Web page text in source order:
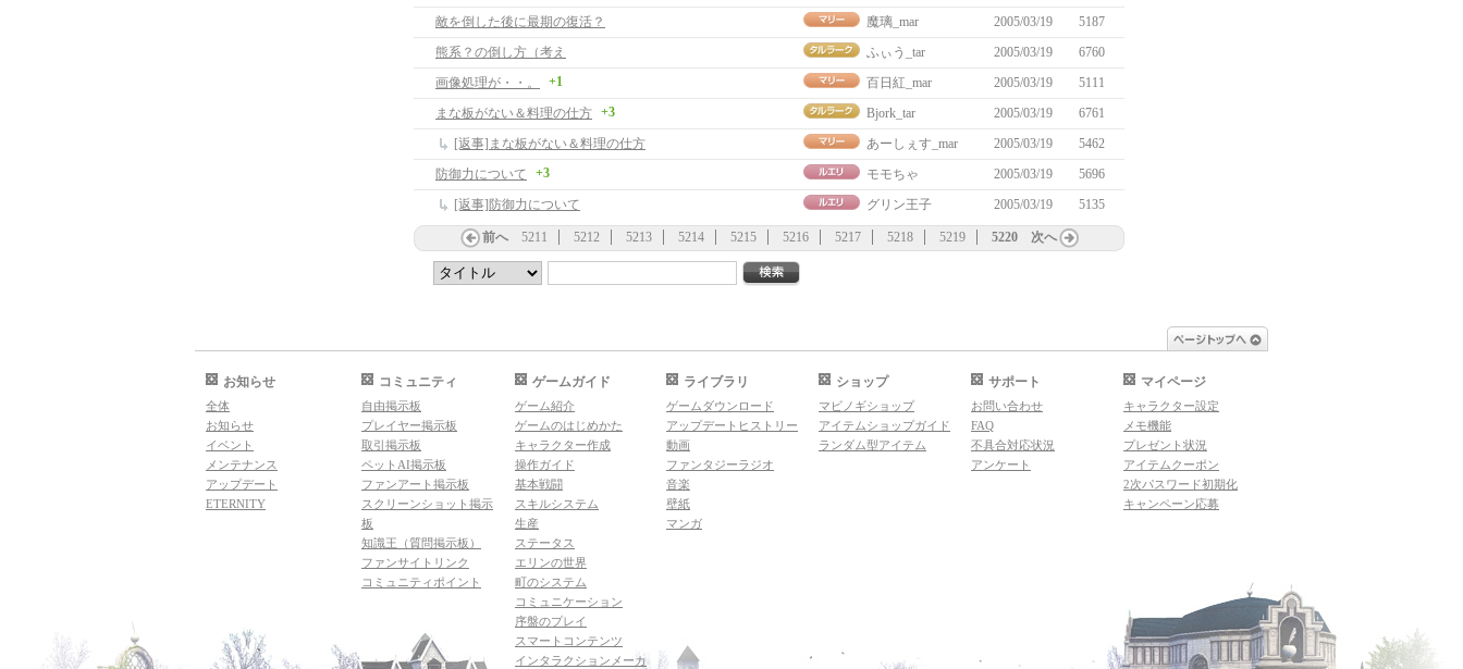
敵を倒した後に最期の復活？
魔璃_mar 2005/03/19
5187
熊系？の倒し方（考え
ふぃう_tar 2005/03/19
6760
画像処理が・・。
+1 百日紅_mar 2005/03/19
5111
まな板がない＆料理の仕方 +3 Bjork_tar 2005/03/19
6761
[返事]まな板がない＆料理の仕方
あーしぇす_mar 2005/03/19
5462
防御力について
+3 モモちゃ 2005/03/19
5696
[返事]防御力について
グリン王子 2005/03/19 5135
前へ 5211 5212 5213 5214 5215 5216 5217 5218 5219 5220 次へ
お知らせ
全体
お知らせ
イベント
メンテナンス
アップデート
ETERNITY
コミュニティ
自由掲示板
プレイヤー掲示板
取引掲示板
ペットAI掲示板
ファンアート掲示板
スクリーンショット掲示
板
知識王（質問掲示板）
ファンサイトリンク
コミュニティポイント
ゲームガイド
ゲーム紹介
ゲームのはじめかた
キャラクター作成
操作ガイド
基本戦闘
スキルシステム
生産
ステータス
エリンの世界
町のシステム
コミュニケーション
序盤のプレイ
スマートコンテンツ
インタラクションメーカ
ライブラリ
ゲームダウンロード
アップデートヒストリー
動画
ファンタジーラジオ
音楽
壁紙
マンガ
ショップ
マビノギショップ
アイテムショップガイド
ランダム型アイテム
サポート
お問い合わせ
FAQ
不具合対応状況
アンケート
マイページ
キャラクター設定
メモ機能
プレゼント状況
アイテムクーポン
2次パスワード初期化
キャンペーン応募